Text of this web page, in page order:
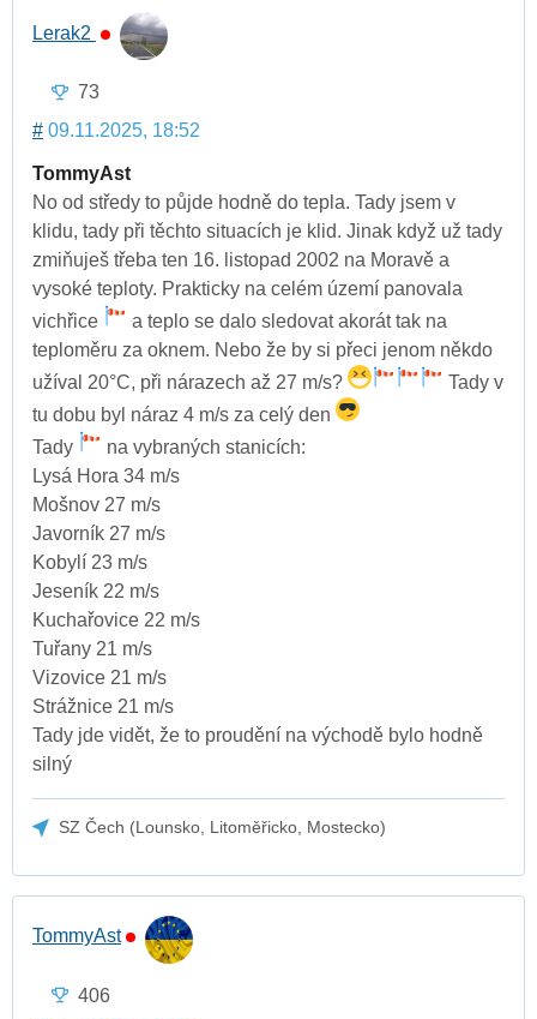
Lerak2
73
# 09.11.2025, 18:52
TommyAst
No od středy to půjde hodně do tepla. Tady jsem v
klidu, tady při těchto situacích je klid. Jinak když už tady
zmiňuješ třeba ten 16. listopad 2002 na Moravě a
vysoké teploty. Prakticky na celém území panovala
vichřice
a teplo se dalo sledovat akorát tak na
teploměru za oknem. Nebo že by si přeci jenom někdo
užíval 20°C, při nárazech až 27 m/s?
Tady v
tu dobu byl náraz 4 m/s za celý den
Tady
na vybraných stanicích:
Lysá Hora 34 m/s
Mošnov 27 m/s
Javorník 27 m/s
Kobylí 23 m/s
Jeseník 22 m/s
Kuchařovice 22 m/s
Tuřany 21 m/s
Vizovice 21 m/s
Strážnice 21 m/s
Tady jde vidět, že to proudění na východě bylo hodně
silný
SZ Čech (Lounsko, Litoměřicko, Mostecko)
TommyAst
406